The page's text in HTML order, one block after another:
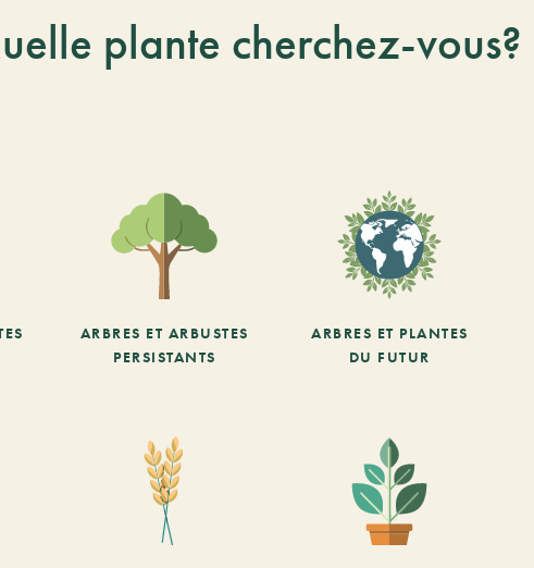
plante cherchez-vous?
ARBRES ET ARBUSTES
PERSISTANTS
ARBRES ET PLANTES
DU FUTUR